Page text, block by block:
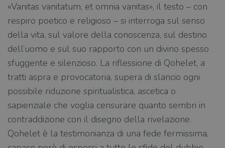
«Vanitas vanitatum, et omnia vanitas», il testo – con
respiro poetico e religioso – si interroga sul senso
della vita, sul valore della conoscenza, sul destino
dell’uomo e sul suo rapporto con un divino spesso
sfuggente e silenzioso. La riflessione di Qohelet, a
tratti aspra e provocatoria, supera di slancio ogni
possibile riduzione spiritualistica, ascetica o
sapienziale che voglia censurare quanto sembri in
contraddizione con il disegno della rivelazione.
Qohelet è la testimonianza di una fede fermissima,